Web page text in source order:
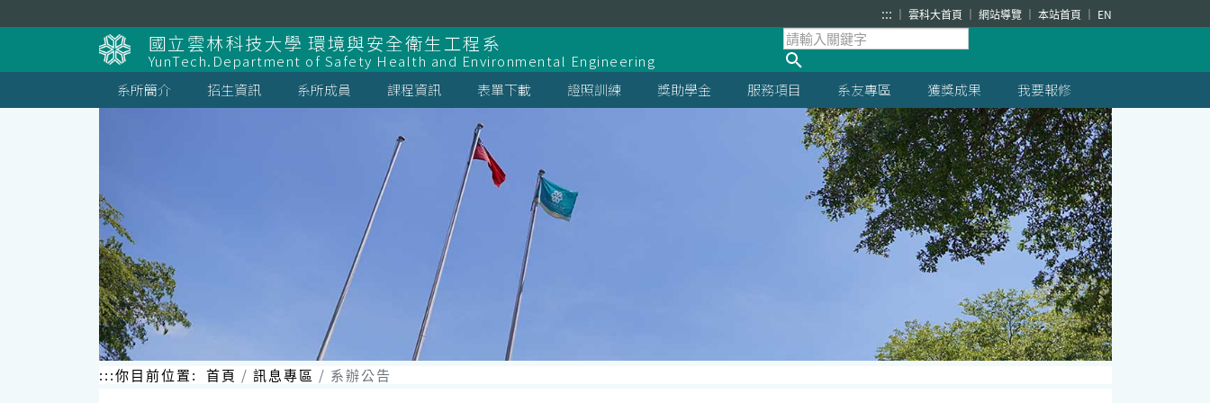
到
主
要
內
容
::: 雲科大首頁 網站導覽 本站首頁 EN
國立雲林科技大學 環境與安全衛生工程系
YunTech.Department of Safety Health and Environmental Engineering
系所簡介
招生資訊 系所成員 課程資訊 表單下載 證照訓練 獎助學金 服務項目 系友專區 獲獎成果 我要報修
:::你目前位置: 首頁 訊息專區 系辦公告